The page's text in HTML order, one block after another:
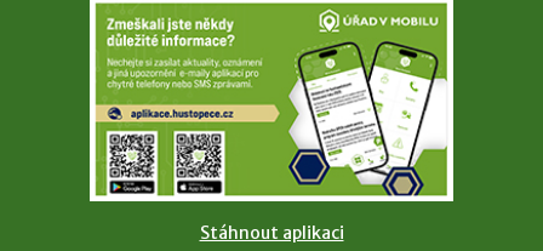
Stáhnout aplikaci